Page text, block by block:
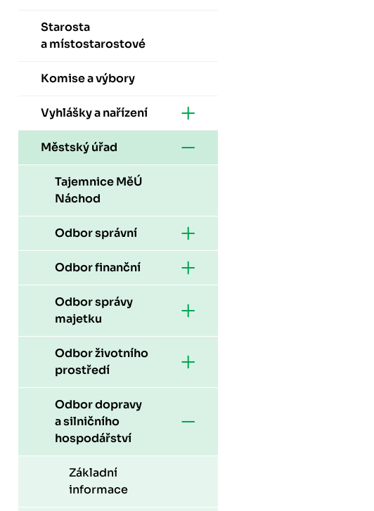
Starosta
a místostarostové
Komise a výbory
Vyhlášky a nařízení
Městský úřad
Tajemnice MěÚ
Náchod
Odbor správní
Odbor finanční
Odbor správy
majetku
Odbor životního
prostředí
Odbor dopravy
a silničního
hospodářství
Základní
informace